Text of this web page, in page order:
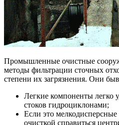
Промышленные очистные
методы фильтрации сточных
степени их загрязнения. Они
Легкие компоненты легко
стоков гидроциклонами;
Если это
очисткой справиться